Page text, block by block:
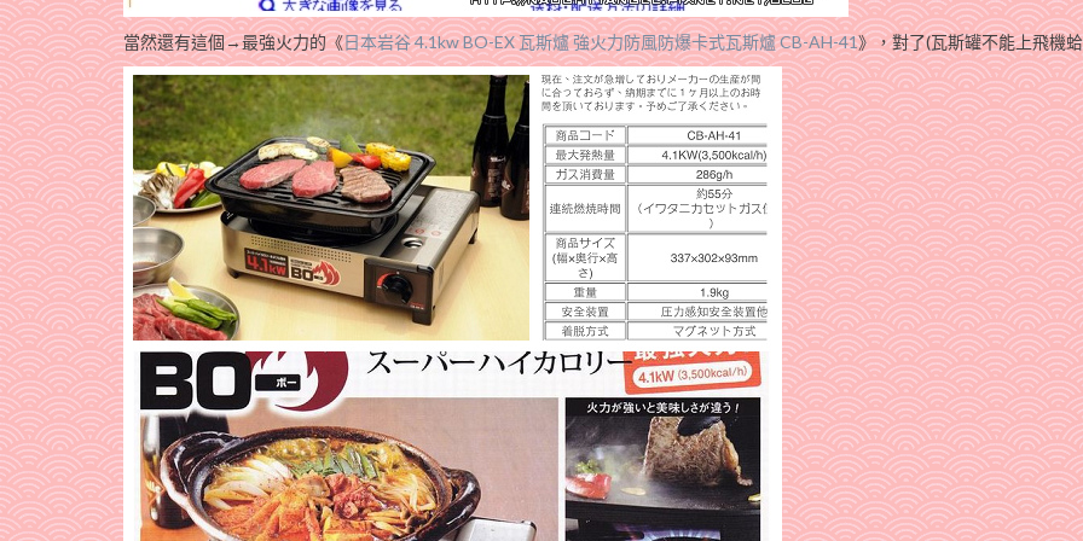
當然還有這個→最強火力的《日本岩谷 4.1kw BO-EX 瓦斯爐 強火力防風防爆卡式瓦斯爐 CB-AH-41》，對了(瓦斯罐不能上飛機